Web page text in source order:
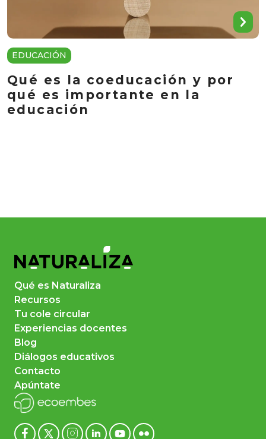
EDUCACIÓN
Qué es la coeducación y por
qué es importante en la
educación
Qué es Naturaliza
Recursos
Tu cole circular
Experiencias docentes
Blog
Diálogos educativos
Contacto
Apúntate